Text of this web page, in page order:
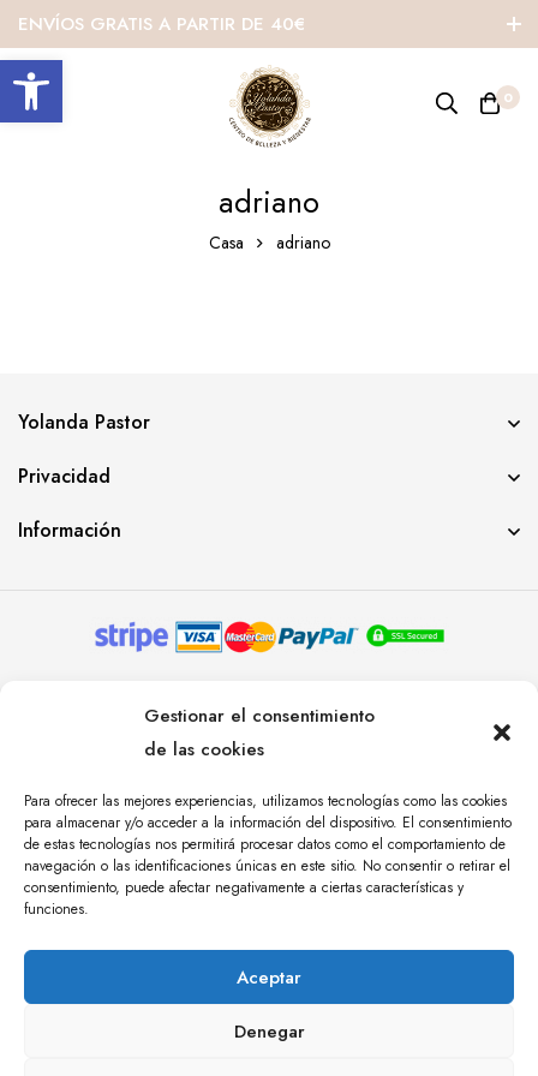
Abrir barra de herramientas
Gestionar el consentimiento
de las cookies
Para ofrecer las mejores experiencias, utilizamos tecnologías como las cookies
para almacenar y/o acceder a la información del dispositivo. El consentimiento
de estas tecnologías nos permitirá procesar datos como el comportamiento de
navegación o las identificaciones únicas en este sitio. No consentir o retirar el
consentimiento, puede afectar negativamente a ciertas características y
funciones.
Aceptar
Denegar
ENVÍOS GRATIS A PARTIR DE 40€
0
adriano
Casa adriano
Yolanda Pastor
Privacidad
Información
RESERVADOS. AGENCIA DE COMUNICACIÓN
ÁNGULO TRES.